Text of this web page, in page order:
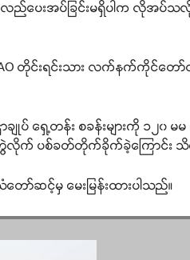
ြန်လည်ပေးအပ်ခြင်းမရှိပါက လိုအ
တိုင်းရင်းသား လက်နက်ကိုင်တော်
ပ် ရှေ့တန်း စခန်းများကို ၁၂၀ မ
အတွဲလိုက် ပစ်ခတ်တိုက်ခိုက်ခဲ့ကြောင်း
ော်ဆင့်မှ မေးမြန်းထားပါသည်။